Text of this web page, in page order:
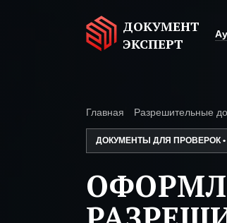
ДОКУМЕНТ
ЭКСПЕРТ
Главная Разрешительные
ДОКУМЕНТЫ ДЛЯ ПРОВЕРОК